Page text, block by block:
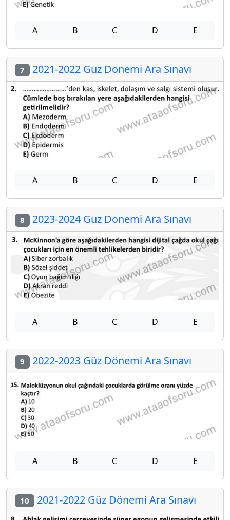
A B C D E
7 2021-2022 Güz Dönemi Ara Sınavı
A B C D E
8 2023-2024 Güz Dönemi Ara Sınavı
A B C D E
9 2022-2023 Güz Dönemi Ara Sınavı
A B C D E
10 2021-2022 Güz Dönemi Ara Sınavı